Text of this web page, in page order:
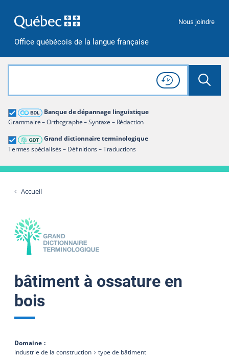
Office québécois de la langue française
Nous joindre
Rechercher dans tout le site
Lancer
Consulter l'
Historique
de recherche
Banque de dépannage linguistique
Grammaire – Orthographe – Syntaxe – Rédaction
Grand dictionnaire terminologique
Termes spécialisés – Définitions – Traductions
Grand dictionnaire terminologique
Restreindre aux termes
Accueil
bâtiment à ossature en
bois
Domaine
industrie de la construction
type de bâtiment